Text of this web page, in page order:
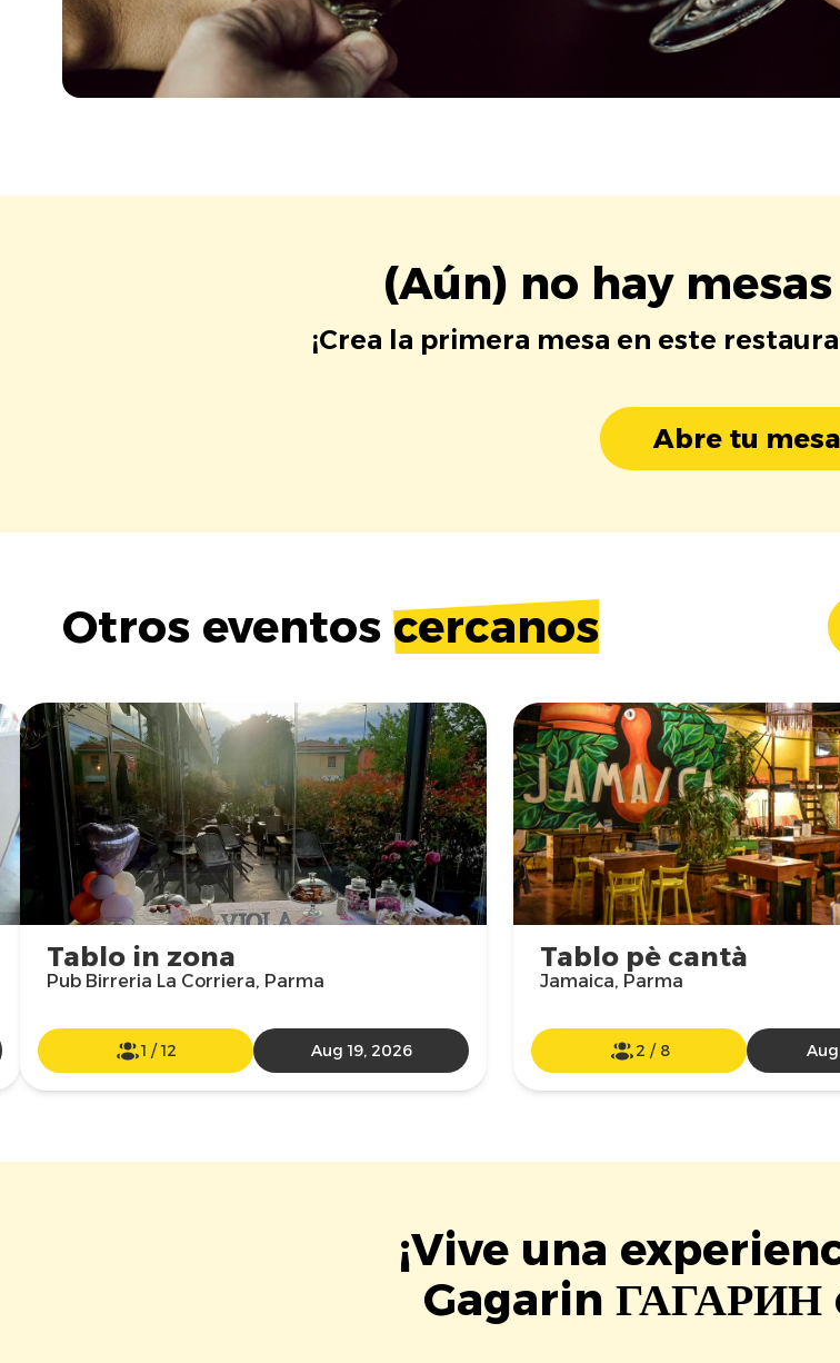
(Aún) no hay
¡Crea la primera mesa en este
Abre tu mesa
Otros eventos cercanos
Tablo pè cantà
Jamaica, Parma
2 / 8
Tablo in zona
Pub Birreria La Corriera, Parma
1 /12 Aug 19, 2026
¡Vive una
Gagarin ГАГАРИН